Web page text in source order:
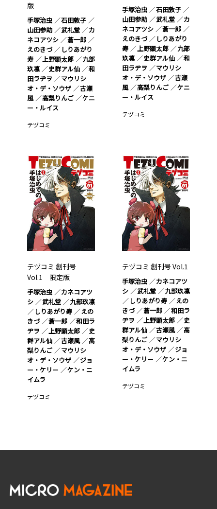
版
手塚治虫
石田敦子
山田参助
武礼堂
カ
ネコアツシ
蒼一郎
えのきづ
しりあがり
寿
上野顕太郎
九部
玖凛
史群アル仙
和
田ラヂヲ
マウリシ
オ・デ・ソウザ
古瀬
風
高梨りんご
ケニ
ー・ルイス
テヅコミ
手塚治虫
石田敦子
山田参助
武礼堂
カ
ネコアツシ
蒼一郎
えのきづ
しりあがり
寿
上野顕太郎
九部
玖凛
史群アル仙
和
田ラヂヲ
マウリシ
オ・デ・ソウザ
古瀬
風
高梨りんご
ケニ
ー・ルイス
テヅコミ
テヅコミ 創刊号
Vol.1 限定版
手塚治虫
カネコアツ
シ
武礼堂
九部玖凛
しりあがり寿
えの
きづ
蒼一郎
和田ラ
ヂヲ
上野顕太郎
史
群アル仙
古瀬風
高
梨りんご
マウリシ
オ・デ・ソウザ
ジョ
ー・ケリー
ケン・ニ
イムラ
テヅコミ
テヅコミ 創刊号 Vol.1
手塚治虫
カネコアツ
シ
武礼堂
九部玖凛
しりあがり寿
えの
きづ
蒼一郎
和田ラ
ヂヲ
上野顕太郎
史
群アル仙
古瀬風
高
梨りんご
マウリシ
オ・デ・ソウザ
ジョ
ー・ケリー
ケン・ニ
イムラ
テヅコミ